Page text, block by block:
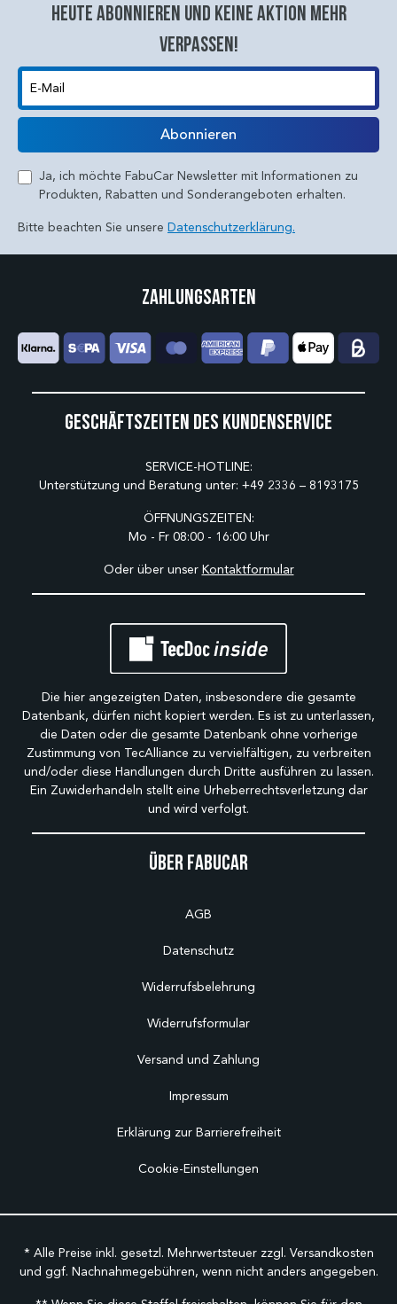
Heute abonnieren und keine aktion mehr
verpassen!
E-Mail
Abonnieren
Ja, ich möchte FabuCar Newsletter mit Informationen zu
Produkten, Rabatten und Sonderangeboten erhalten.
Bitte beachten Sie unsere Datenschutzerklärung.
Über Fabucar
AGB
Datenschutz
Widerrufsbelehrung
Widerrufsformular
Versand und Zahlung
Impressum
Erklärung zur Barrierefreiheit
Cookie-Einstellungen
Geschäftszeiten des Kundenservice
SERVICE-HOTLINE:
Unterstützung und Beratung unter: +49 2336 – 8193175
ÖFFNUNGSZEITEN:
Mo - Fr 08:00 - 16:00 Uhr
Oder über unser Kontaktformular
Zahlungsarten
Die hier angezeigten Daten, insbesondere die gesamte
Datenbank, dürfen nicht kopiert werden. Es ist zu unterlassen,
die Daten oder die gesamte Datenbank ohne vorherige
Zustimmung von TecAlliance zu vervielfältigen, zu verbreiten
und/oder diese Handlungen durch Dritte ausführen zu lassen.
Ein Zuwiderhandeln stellt eine Urheberrechtsverletzung dar
und wird verfolgt.
* Alle Preise inkl. gesetzl. Mehrwertsteuer zzgl. Versandkosten
und ggf. Nachnahmegebühren, wenn nicht anders angegeben.